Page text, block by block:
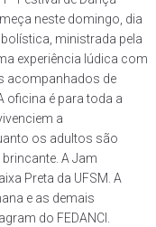
neste domingo, dia
ministrada pela
experiência lúdica com
acompanhados de
oficina é para toda a
a
os adultos são
A Jam
Preta da UFSM. A
e as demais
do FEDANCI.